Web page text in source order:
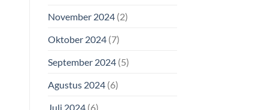
November 2024(2)
Oktober 2024(7)
September 2024(5)
Agustus 2024(6)
Juli 2024(6)